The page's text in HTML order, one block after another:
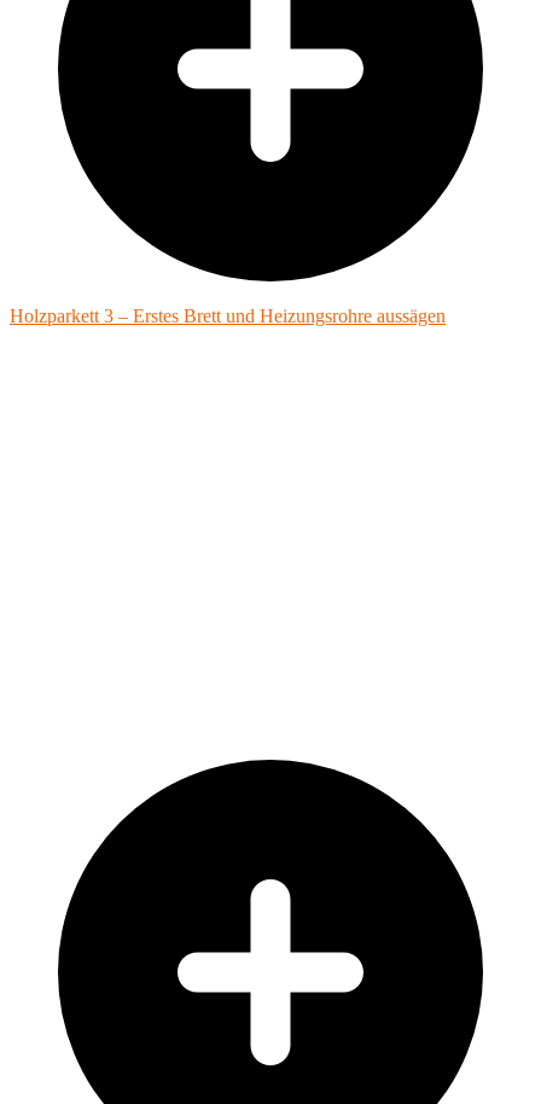
Holzparkett 3 – Erstes Brett und Heizungsrohre aussägen